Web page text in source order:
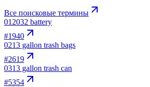
Все поисковые термины
012032 battery
#1940
0213 gallon trash bags
#2619
0313 gallon trash can
#5354